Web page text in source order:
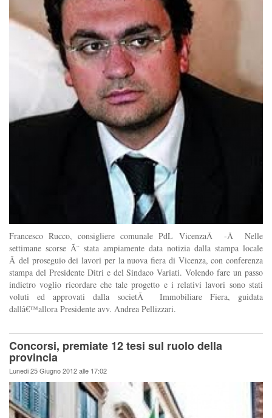
Francesco Rucco, consigliere comunale PdL VicenzaÂ -Â Nelle
settimane scorse Ã¨ stata ampiamente data notizia dalla stampa locale
Â del proseguio dei lavori per la nuova fiera di Vicenza, con conferenza
stampa del Presidente Ditri e del Sindaco Variati. Volendo fare un passo
indietro voglio ricordare che tale progetto e i relativi lavori sono stati
voluti ed approvati dalla societÃ Immobiliare Fiera, guidata
dallâ€™allora Presidente avv. Andrea Pellizzari.
Concorsi, premiate 12 tesi sul ruolo della
provincia
Lunedi 25 Giugno 2012 alle 17:02